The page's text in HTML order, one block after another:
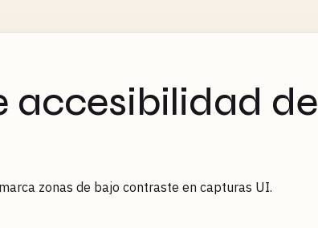
accesibilidad de
zonas de bajo contraste en capturas UI.